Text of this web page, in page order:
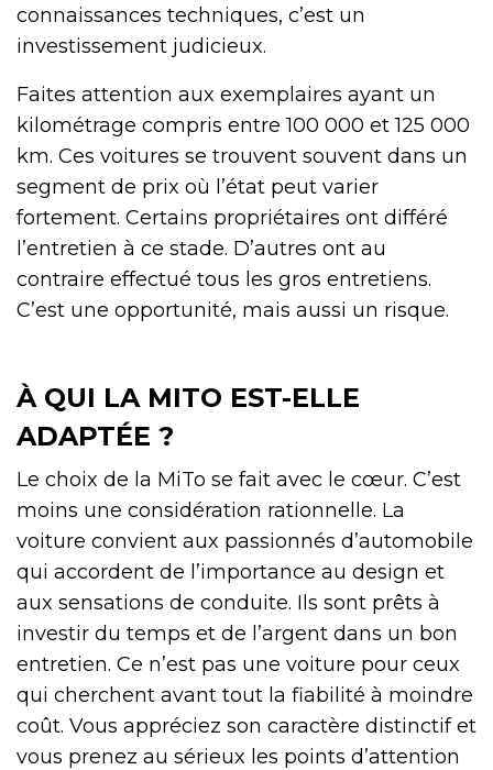
connaissances techniques, c’est un
investissement judicieux.
Faites attention aux exemplaires ayant un
kilométrage compris entre 100 000 et 125 000
km. Ces voitures se trouvent souvent dans un
segment de prix où l’état peut varier
fortement. Certains propriétaires ont différé
l’entretien à ce stade. D’autres ont au
contraire effectué tous les gros entretiens.
C’est une opportunité, mais aussi un risque.
À QUI LA MITO EST-ELLE
ADAPTÉE ?
Le choix de la MiTo se fait avec le cœur. C’est
moins une considération rationnelle. La
voiture convient aux passionnés d’automobile
qui accordent de l’importance au design et
aux sensations de conduite. Ils sont prêts à
investir du temps et de l’argent dans un bon
entretien. Ce n’est pas une voiture pour ceux
qui cherchent avant tout la fiabilité à moindre
coût. Vous appréciez son caractère distinctif et
vous prenez au sérieux les points d’attention